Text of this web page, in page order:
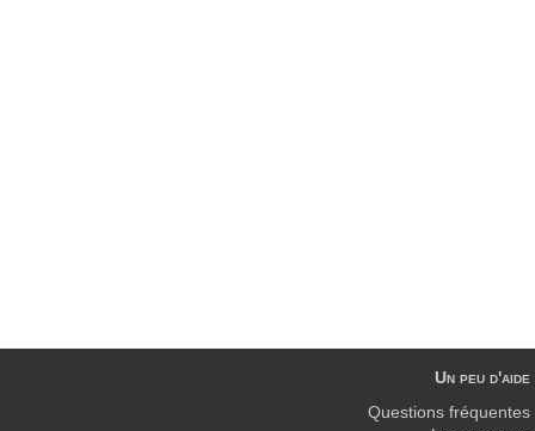
Un peu d'aide
Questions fréquentes